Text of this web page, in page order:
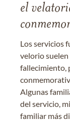
el
Los servicios
velorio suelen
fallecimiento,
Algunas
del servicio,
familiar más